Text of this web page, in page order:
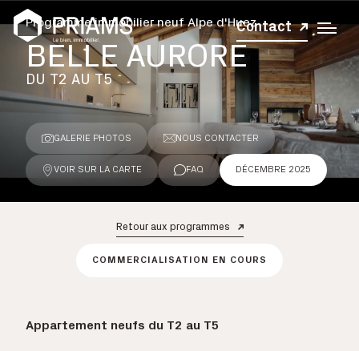
Contact
Programme immobilier neuf Alpe d'Huez
BELLE AURORE
DU T2 AU T5
GALERIE PHOTOS NOUS CONTACTER
VOIR SUR LA CARTE FAQ DÉCEMBRE 2025
Retour aux programmes
COMMERCIALISATION EN COURS
Appartement neufs du T2 au T5